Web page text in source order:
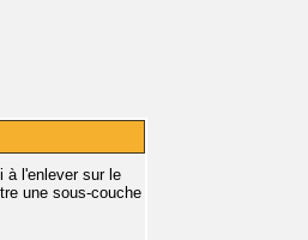
à l'enlever sur le
une sous-couche